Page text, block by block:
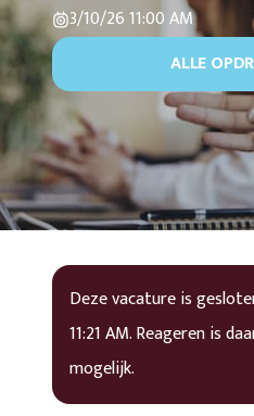
3/10/2611:00 AM
ALLE
Deze vacature is
11:21 AM. Reageren is
mogelijk.